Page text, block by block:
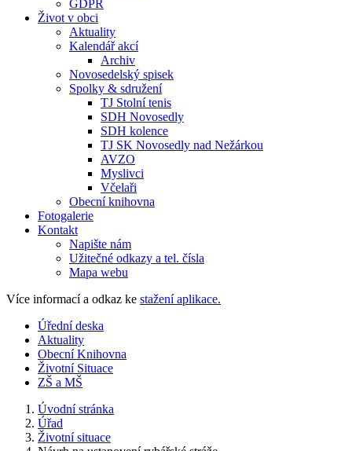
GDPR
Život v obci
Aktuality
Kalendář akcí
Archiv
Novosedelský spisek
Spolky & sdružení
TJ Stolní tenis
SDH Novosedly
SDH kolence
TJ SK Novosedly nad Nežárkou
AVZO
Myslivci
Včelaři
Obecní knihovna
Fotogalerie
Kontakt
Napište nám
Užitečné odkazy a tel. čísla
Mapa webu
Více informací a odkaz ke stažení aplikace.
Úřední deska
Aktuality
Obecní Knihovna
Životní Situace
ZŠ a MŠ
Úvodní stránka
Úřad
Životní situace